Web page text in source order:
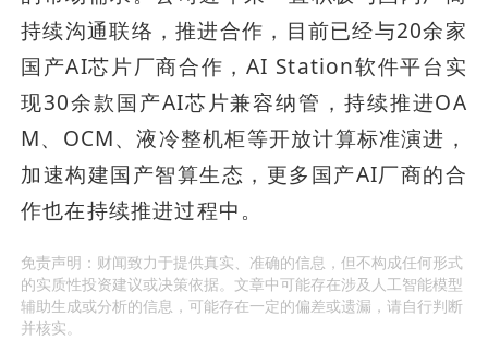
持续沟通联络，推进合作，目前已经与20余家
国产AI芯片厂商合作，AI Station软件平台实
现30余款国产AI芯片兼容纳管，持续推进OA
M、OCM、液冷整机柜等开放计算标准演进，
加速构建国产智算生态，更多国产AI厂商的合
作也在持续推进过程中。
免责声明：财闻致力于提供真实、准确的信息，但不构成任何形式
的实质性投资建议或决策依据。文章中可能存在涉及人工智能模型
辅助生成或分析的信息，可能存在一定的偏差或遗漏，请自行判断
并核实。